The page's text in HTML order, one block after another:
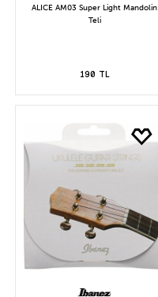
ALICE AM03 Super Light Mandolin
Teli
190 TL